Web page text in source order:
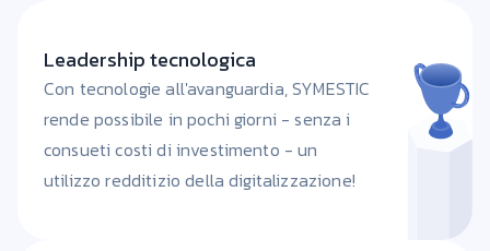
Leadership tecnologica
Con tecnologie all'avanguardia, SYMESTIC
rende possibile in pochi giorni - senza i
consueti costi di investimento - un
utilizzo redditizio della digitalizzazione!